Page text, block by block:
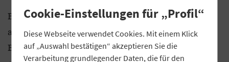
Besonders die junge Generation leidet unter der
aktuellen wirtschaftlichen Lage, wie die niedrigen
Bewertungen ihrer finanziellen Situation
Cookie-Einstellungen für „Profil“
Diese Webseite verwendet Cookies. Mit einem Klick
auf „Auswahl bestätigen“ akzeptieren Sie die
Verarbeitung grundlegender Daten, die für den